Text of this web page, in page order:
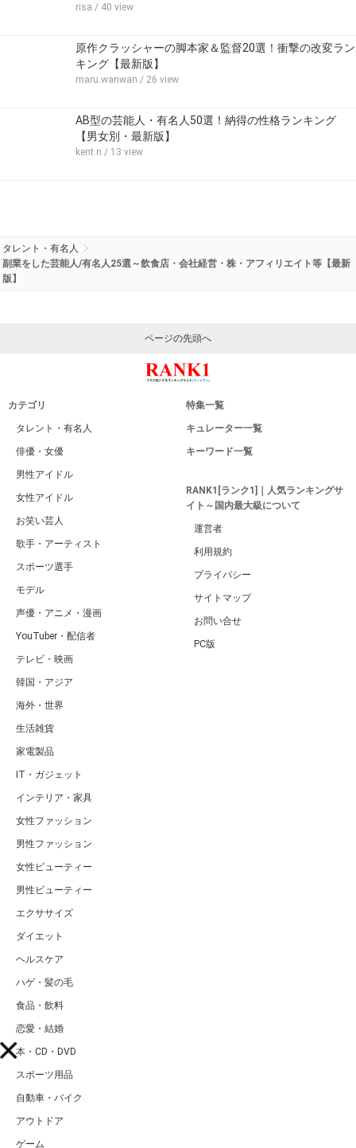
risa / 40 view
原作クラッシャーの脚本家＆監督20選！衝撃の改変ラン
キング【最新版】
maru.wanwan / 26 view
AB型の芸能人・有名人50選！納得の性格ランキング
【男女別・最新版】
kent.n / 13 view
タレント・有名人
副業をした芸能人/有名人25選～飲食店・会社経営・株・アフィリエイト等【最新
版】
ページの先頭へ
カテゴリ
タレント・有名人
俳優・女優
男性アイドル
女性アイドル
お笑い芸人
歌手・アーティスト
スポーツ選手
モデル
声優・アニメ・漫画
YouTuber・配信者
テレビ・映画
韓国・アジア
海外・世界
生活雑貨
家電製品
IT・ガジェット
インテリア・家具
女性ファッション
男性ファッション
女性ビューティー
男性ビューティー
エクササイズ
ダイエット
ヘルスケア
ハゲ・髪の毛
食品・飲料
恋愛・結婚
本・CD・DVD
スポーツ用品
自動車・バイク
アウトドア
ゲーム
特集一覧
キュレーター一覧
キーワード一覧
RANK1[ランク1]｜人気ランキングサ
イト～国内最大級について
運営者
利用規約
プライバシー
サイトマップ
お問い合せ
PC版